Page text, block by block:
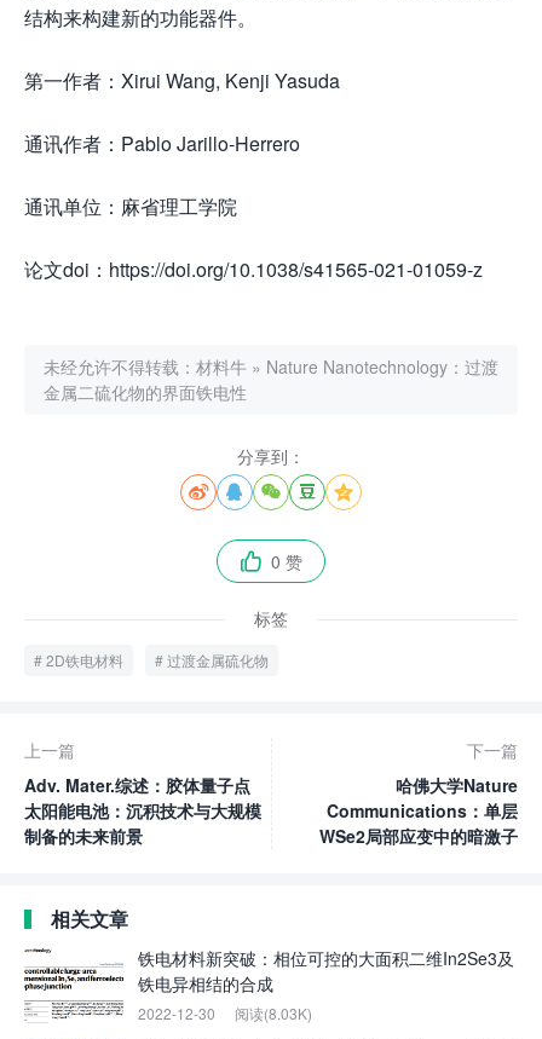
结构来构建新的功能器件。
第一作者：Xirui Wang, Kenji Yasuda
通讯作者：Pablo Jarillo-Herrero
通讯单位：麻省理工学院
论文doi：https://doi.org/10.1038/s41565-021-01059-z
未经允许不得转载： 材料牛 » Nature Nanotechnology：过渡
金属二硫化物的界面铁电性
分享到：
    
 0 赞
标签
2D铁电材料 过渡金属硫化物
上一篇
Adv. Mater.综述：胶体量子点
太阳能电池：沉积技术与大规模
制备的未来前景
下一篇
哈佛大学Nature
Communications：单层
WSe2局部应变中的暗激子
相关文章
铁电材料新突破：相位可控的大面积二维In2Se3及
铁电异相结的合成
2022-12-30 阅读(8.03K)